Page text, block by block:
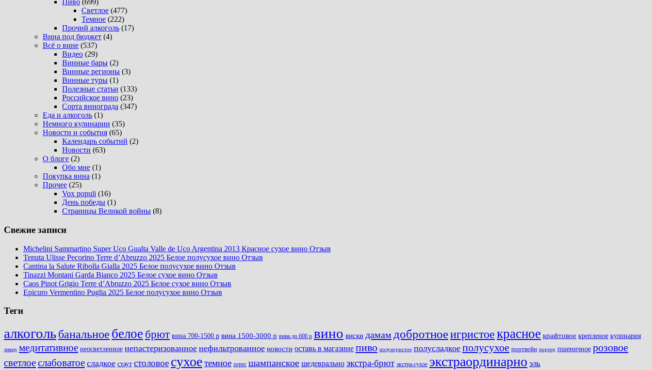
Пиво (699)
Светлое (477)
Темное (222)
Прочий алкоголь (17)
Вина под бюджет (4)
Всё о вине (537)
Видео (29)
Винные бары (2)
Винные регионы (3)
Винные туры (1)
Полезные статьи (133)
Российское вино (23)
Сорта винограда (347)
Еда и алкоголь (1)
Немного кулинарии (35)
Новости и события (65)
Календарь событий (2)
Новости (63)
О блоге (2)
Обо мне (1)
Покупка вина (1)
Прочее (25)
Vox populi (16)
День победы (1)
Страницы Великой войны (8)
Свежие записи
Michelini Sammartino Super Uco Gualta Valle de Uco Argentina 2013 Красное сухое вино Отзыв
Tenuta Ulisse Pecorino Terre d’Abruzzo 2025 Белое полусухое вино Отзыв
Cantina la Salute Ribolla Gialla 2025 Белое полусухое вино Отзыв
Tinazzi Montani Garda Bianco 2025 Белое сухое вино Отзыв
Caos Pinot Grigio Terre d’Abruzzo 2025 Белое сухое вино Отзыв
Epicuro Vermentino Puglia 2025 Белое полусухое вино Отзыв
Теги
алкогольбанальное белое брют вина 700-1500 р вина 1500-3000 р вина до 600 р вино виски дамам добротноеигристоекрасное крафтовое крепленое кулинария
ликер медитативное неосветленное непастеризованное нефильтрованное новости оставь в магазине пиво полуигристое полусладкое полусухое портвейн портер пшеничное розовое
светлоеслабоватое сладкое стаут столовое сухоетемное херес шампанское шедеврально экстра-брют экстра-сухое экстраординарно эль